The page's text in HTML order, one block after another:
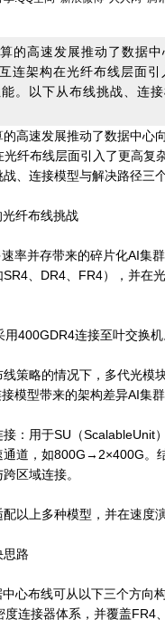
的高速发展推动了数据
连架构在光纤布线层面
。以下从布线挑战、连
的高速发展推动了数据中心
纤布线层面引入了更高复
、连接模型与解决路径三
纤布线挑战
并存带来的碎片化AI集群
SR4、DR4、FR4），并在
连接至叶交换机
略的情况下，多代光模块
模型带来的架构差异AI集
用于SU（ScalableUnit）
通道，如800G→2×400G。
区域连接。
上多种模型，并在速度演
路
布线可从以下三个方向构
连接器体系，并覆盖FR4